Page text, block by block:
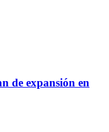
de expansión en